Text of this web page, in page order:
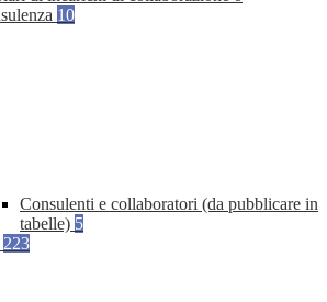
10
Consulenti e collaboratori (da pubblicare in
tabelle) 5
223